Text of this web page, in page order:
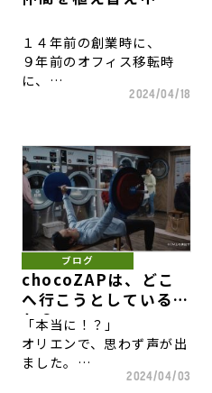
地、
のホストゲームでもありま
した。
選手としては、一度も立て
長い時を経て、何度も仕事
で立つようになるとは、
ラグビーの神様がくれたご
褒美の仕事であり、
新たな試練でもあると感謝
しています。
午前中は降っていた小雨も
あがり、
正午にキックオフの
府中ダービー（港区では港
区ダービーと呼ばれてい
目指しました。
2024/04/18
１４年前の創業時に、
９年前のオフィス移転時
に、
した。
創業当時、手入れを依頼し
ていた植木屋さんは、
植木と話せる能力があり、
「ここの観葉植物はお互い
に会話をしていますよ」
と真顔で言っていました。
「どうやって育てると良い
ですか？」と訊くと、
「出社時、退社時に声を掛
けて、
大事にすれば、ちゃんと
ブログ
2024/04/03
chocoZAPは、どこ
へ行こうとしているの
か？
「本当に！？」
オリエンで、思わず声が出
ました。